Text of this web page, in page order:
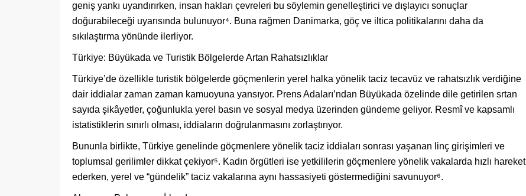
geniş yankı uyandırırken, insan hakları çevreleri bu söylemin genelleştirici ve dışlayıcı sonuçlar
doğurabileceği uyarısında bulunuyor⁴. Buna rağmen Danimarka, göç ve iltica politikalarını daha da
sıkılaştırma yönünde ilerliyor.
Türkiye: Büyükada ve Turistik Bölgelerde Artan Rahatsızlıklar
Türkiye’de özellikle turistik bölgelerde göçmenlerin yerel halka yönelik taciz tecavüz ve rahatsızlık verdiğine
dair iddialar zaman zaman kamuoyuna yansıyor. Prens Adaları’ndan Büyükada özelinde dile getirilen srtan
sayıda şikâyetler, çoğunlukla yerel basın ve sosyal medya üzerinden gündeme geliyor. Resmî ve kapsamlı
istatistiklerin sınırlı olması, iddiaların doğrulanmasını zorlaştırıyor.
Bununla birlikte, Türkiye genelinde göçmenlere yönelik taciz iddiaları sonrası yaşanan linç girişimleri ve
toplumsal gerilimler dikkat çekiyor⁵. Kadın örgütleri ise yetkililerin göçmenlere yönelik vakalarda hızlı hareket
ederken, yerel ve “gündelik” taciz vakalarına aynı hassasiyeti göstermediğini savunuyor⁶.